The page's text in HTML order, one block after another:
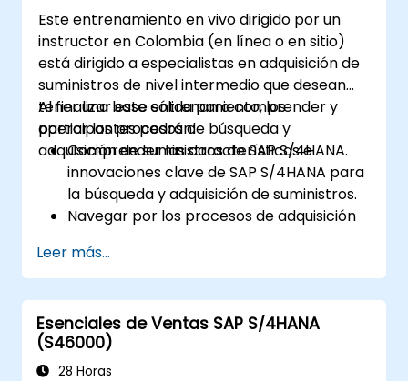
producción, incluyendo la gestión de
calidad y el control de planta.
Analizar datos de producción y generar
informes para la toma de decisiones
utilizando las herramientas de SAP
S/4HANA.
Este entrenamiento en vivo dirigido por un
instructor en Colombia (en línea o en sitio)
está dirigido a especialistas en adquisición de
suministros de nivel intermedio que desean
tener una base sólida para comprender y
operar los procesos de búsqueda y
adquisición de suministros de SAP S/4HANA.
Al finalizar este entrenamiento, los
participantes podrán:
Comprender las características e
innovaciones clave de SAP S/4HANA para
la búsqueda y adquisición de suministros.
Navegar por los procesos de adquisición
incluyendo la adquisición basada en
inventario y consumo.
Gestionar los datos maestros
relacionados con la adquisición de
suministros, incluidos los registros
maestros de materiales y proveedores.
Leer más...
Esenciales de Ventas SAP S/4HANA
(S46000)
28 Horas